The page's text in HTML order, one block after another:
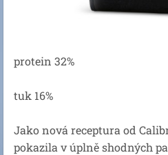
protein 32%
tuk 16%
Jako nová receptura od
pokazila v úplně shodných